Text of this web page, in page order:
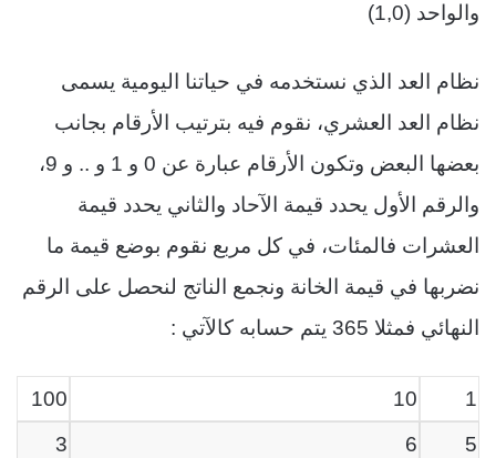
والواحد (1,0)
نظام العد الذي نستخدمه في حياتنا اليومية يسمى
نظام العد العشري، نقوم فيه بترتيب الأرقام بجانب
بعضها البعض وتكون الأرقام عبارة عن 0 و 1 و .. و 9،
والرقم الأول يحدد قيمة الآحاد والثاني يحدد قيمة
العشرات فالمئات، في كل مربع نقوم بوضع قيمة ما
نضربها في قيمة الخانة ونجمع الناتج لنحصل على الرقم
النهائي فمثلا 365 يتم حسابه كالآتي :
1
10
100
5
6
3